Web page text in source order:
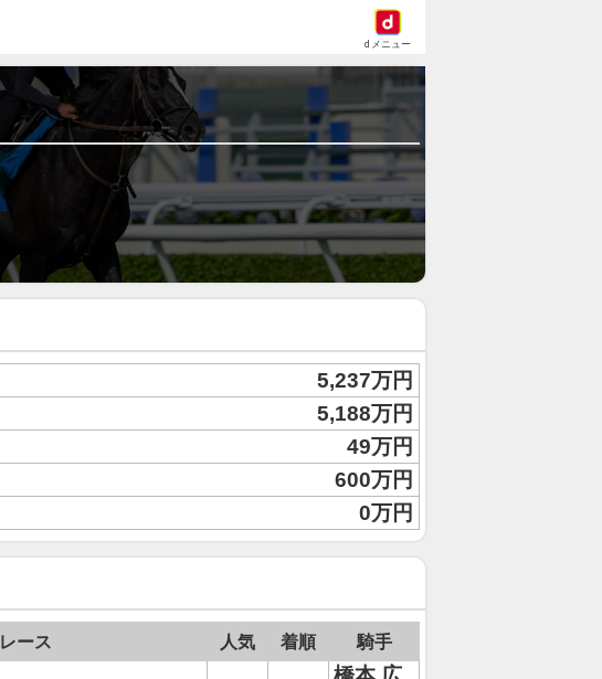
dメニュー
5,237万円
5,188万円
49万円
600万円
0万円
レース 人気 着順 騎手